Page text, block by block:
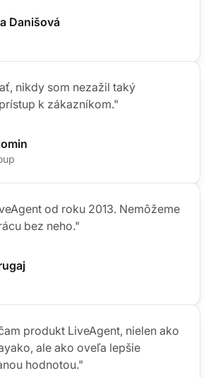
Danišová
nikdy som nezažil taký
k zákazníkom."
od roku 2013. Nemôžeme
bez neho."
produkt LiveAgent, nielen ako
ale ako oveľa lepšie
hodnotou."